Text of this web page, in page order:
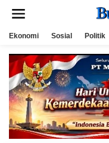
Ekonomi Sosial Politik